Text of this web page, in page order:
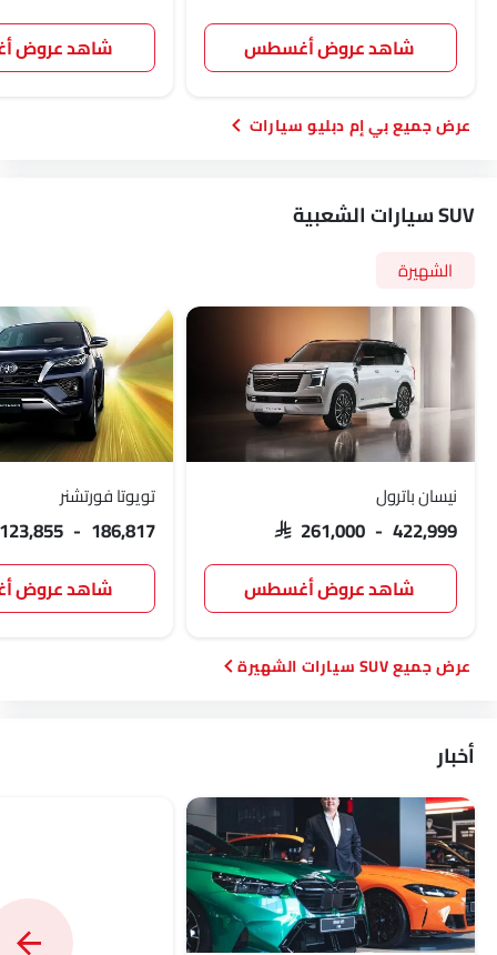
شاهد عروض أغسطس شاهد عروض
بي إم دبليو سيارات
SUV سيارات الشعبية
الشهيرة
نيسان باترول
SAR 261,000 - 422,999
شاهد عروض أغسطس
تويوتا فورتشنر
123,855 - 186,817
شاهد عروض
SUV سيارات الشهيرة
أخبار